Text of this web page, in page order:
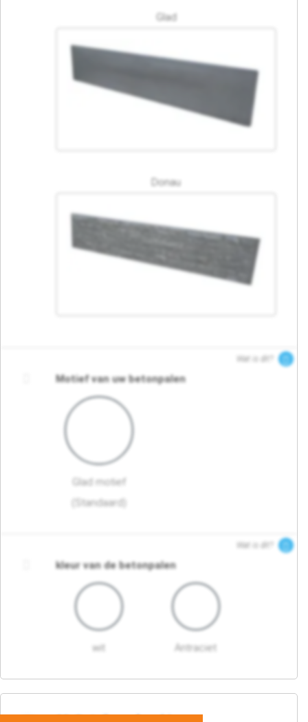
Glad
Donau
Wat is dit?
Motief van uw betonpalen
Glad motief
(Standaard)
Wat is dit?
kleur van de betonpalen
wit Antraciet